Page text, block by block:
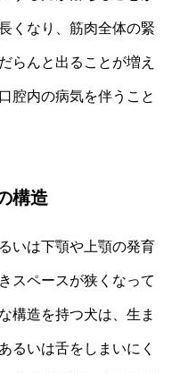
くなり、筋肉全体の緊
らんと出ることが増え
腔内の病気を伴うこと
構造
いは下顎や上顎の発育
スペースが狭くなって
構造を持つ犬は、生ま
るいは舌をしまいにく